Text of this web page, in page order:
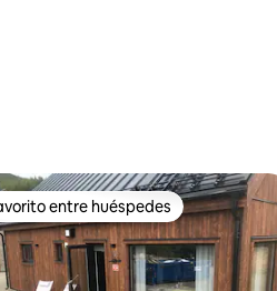
4.9 de 5, 81 reseñas
entre huéspedes
entre huéspedes